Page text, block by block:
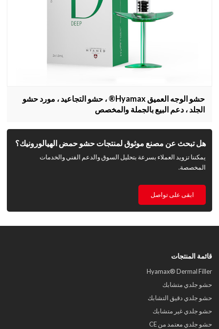
حشو الوجه العميق Hyamax® ، حشو التجاعيد ، مورد حشو
الجلد ، دعم البيع بالجملة والمخصص
هل تبحث عن مصنع موثوق لمنتجات حشو حمض الهيالورونيك؟
يمكننا تزويد العملاء بسرعة بتحليل السوق والدعم الفني والخدمات
المخصصة.
ابقى على تواصل
قائمة المنتجات
Hyamax® Dermal Filler
حشو جلدي متشابك
حشو جلدي دقيق التشابك
حشو جلدي غير متشابك
حشو جلدي معتمد من CE